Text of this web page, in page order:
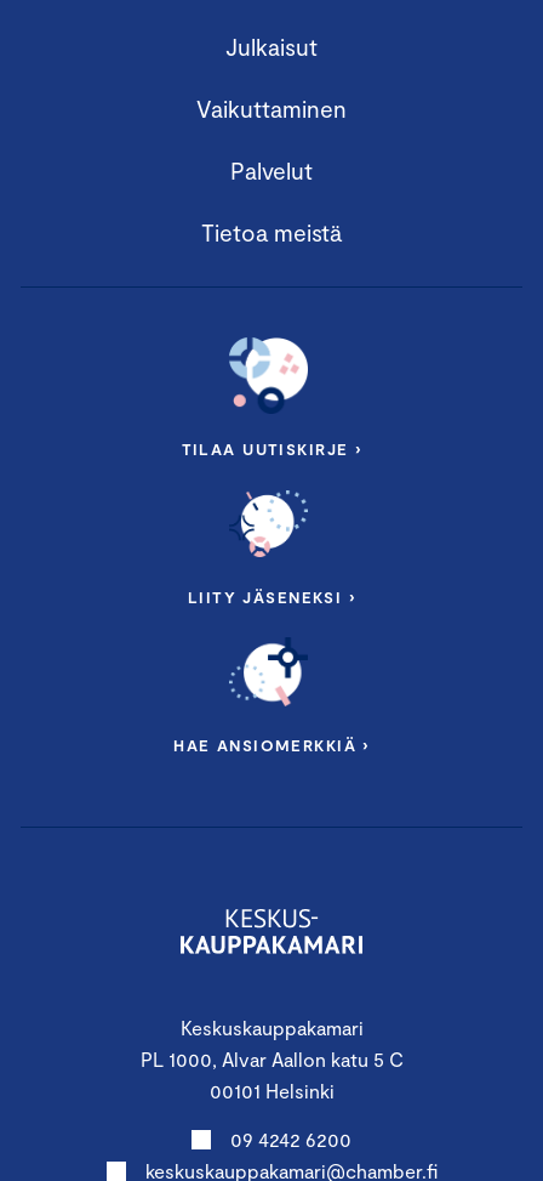
Keskuskauppakamari
PL 1000, Alvar Aallon katu 5 C
00101 Helsinki
09 4242 6200
keskuskauppakamari@chamber.fi
Julkaisut
Vaikuttaminen
Palvelut
Tietoa meistä
TILAA UUTISKIRJE ›
LIITY JÄSENEKSI ›
HAE ANSIOMERKKIÄ ›